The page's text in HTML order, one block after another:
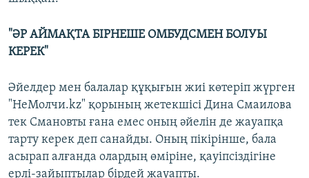
"ӘР АЙМАҚТА БІРНЕШЕ ОМБУДСМЕН БОЛУЫ
КЕРЕК"
Әйелдер мен балалар құқығын жиі көтеріп жүрген
"НеМолчи.kz" қорының жетекшісі Дина Смаилова
тек Смановты ғана емес оның әйелін де жауапқа
тарту керек деп санайды. Оның пікірінше, бала
асырап алғанда олардың өміріне, қауіпсіздігіне
ерлі-зайыптылар бірдей жауапты.